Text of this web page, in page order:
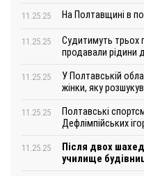
11.25.25 На Полтавщині в
11.25.25
Судитимуть трьох
продавали рідини
11.25.25
У Полтавській
жінки, яку
11.25.25
Полтавські
Дефлімпійських
11.25.25
Після двох
училище